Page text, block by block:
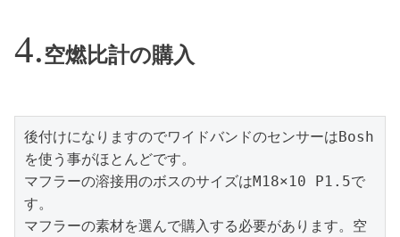
空燃比計の購入
後付けになりますのでワイドバンドのセンサーはBosh
を使う事がほとんどです。
マフラーの溶接用のボスのサイズはM18×10 P1.5で
す。
マフラーの素材を選んで購入する必要があります。空